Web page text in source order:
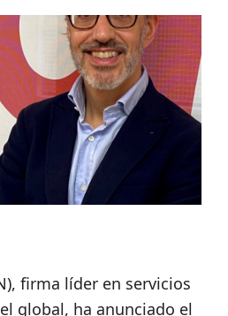
firma líder en servicios
global, ha anunciado el